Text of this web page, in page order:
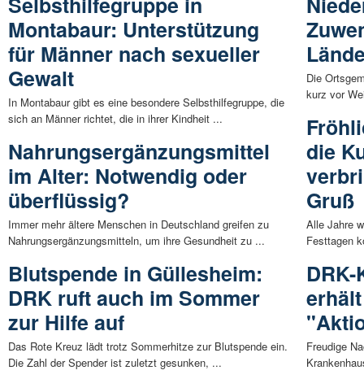
Montabaur: Unterstützung
für Männer nach sexueller
Gewalt
In Montabaur gibt es eine besondere Selbsthilfegruppe, die
sich an Männer richtet, die in ihrer Kindheit ...
Nahrungsergänzungsmittel
im Alter: Notwendig oder
überflüssig?
Immer mehr ältere Menschen in Deutschland greifen zu
Nahrungsergänzungsmitteln, um ihre Gesundheit zu ...
Blutspende in Güllesheim:
DRK ruft auch im Sommer
zur Hilfe auf
Das Rote Kreuz lädt trotz Sommerhitze zur Blutspende ein.
Die Zahl der Spender ist zuletzt gesunken, ...
Die
kurz vor
die
Gruß
Alle Jahre
Festtagen
Freudige